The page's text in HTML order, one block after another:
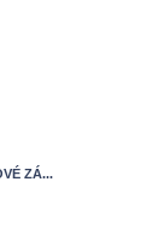
ZÁ...